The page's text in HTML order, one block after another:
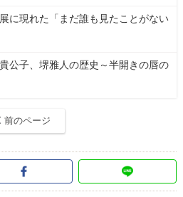
に現れた「まだ誰も見たことがない
公子、堺雅人の歴史～半開きの唇の
前のページ